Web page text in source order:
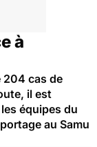
à
204 cas de
il est
équipes du
au Samu